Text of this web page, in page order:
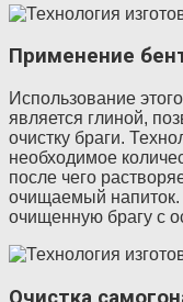
Применение
Использование
является глиной,
очистку браги.
необходимое
после чего
очищаемый напиток.
очищенную брагу с